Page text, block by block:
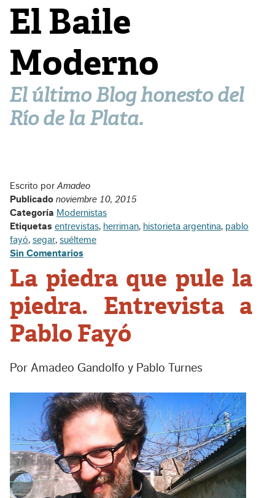
El Baile
Moderno
El último Blog honesto del
Río de la Plata.
Escrito porAmadeo
Publicado noviembre 10, 2015
Categoría Modernistas
Etiquetas entrevistas, herriman, historieta argentina, pablo
fayó, segar, suélteme
Sin Comentarios
La piedra que pule la
piedra. Entrevista a
Pablo Fayó
Por Amadeo Gandolfo y Pablo Turnes